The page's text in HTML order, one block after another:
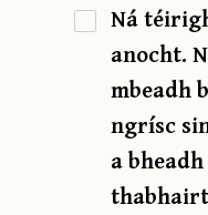
Ná
anocht.
mbeadh
ngrísc
a